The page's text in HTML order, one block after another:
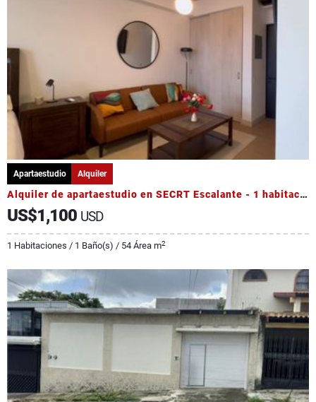
Apartaestudio Alquiler
Alquiler de apartaestudio en SECRT Escalante - 1 habitación
US$1,100 USD
1 Habitaciones / 1 Baño(s) / 54 Área m2